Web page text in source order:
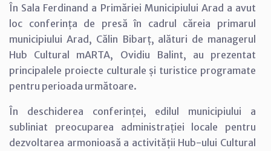
În Sala Ferdinand a Primăriei Municipiului Arad a avut
loc conferința de presă în cadrul căreia primarul
municipiului Arad, Călin Bibarț, alături de managerul
Hub Cultural mARTA, Ovidiu Balint, au prezentat
principalele proiecte culturale și turistice programate
pentru perioada următoare.
În deschiderea conferinței, edilul municipiului a
subliniat preocuparea administrației locale pentru
dezvoltarea armonioasă a activității Hub-ului Cultural